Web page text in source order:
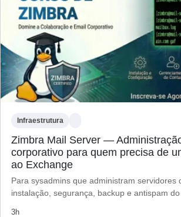
Infraestrutura
Zimbra Mail Server —
corporativo para quem precisa de
ao Exchange
Para sysadmins que administram
instalação, segurança, backup e antispam
3h